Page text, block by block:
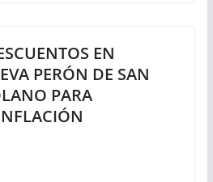
EN
PERÓN DE SAN
PARA